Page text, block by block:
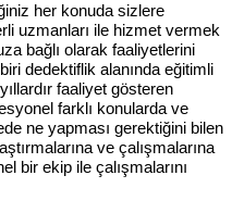
her konuda sizlere
uzmanları ile hizmet vermek
bağlı olarak faaliyetlerini
dedektiflik alanında eğitimli
faaliyet gösteren
farklı konularda ve
ne yapması gerektiğini bilen
ve çalışmalarına
bir ekip ile çalışmalarını